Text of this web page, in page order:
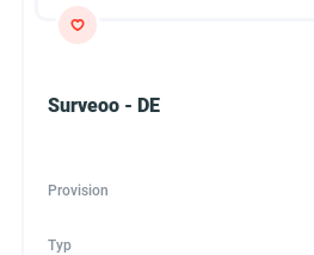
Surveoo - DE
Provision
Typ